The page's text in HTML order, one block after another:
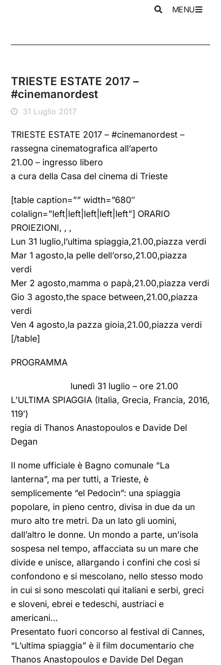
MENU
TRIESTE ESTATE 2017 –
#cinemanordest
31 Luglio 2017
TRIESTE ESTATE 2017 – #cinemanordest –
rassegna cinematografica all’aperto
21.00 – ingresso libero
a cura della Casa del cinema di Trieste
[table caption=”” width=”680″
colalign=”left|left|left|left|left”] ORARIO
PROIEZIONI, , ,
Lun 31 luglio,l’ultima spiaggia,21.00,piazza verdi
Mar 1 agosto,la pelle dell’orso,21.00,piazza
verdi
Mer 2 agosto,mamma o papà,21.00,piazza verdi
Gio 3 agosto,the space between,21.00,piazza
verdi
Ven 4 agosto,la pazza gioia,21.00,piazza verdi
[/table]
PROGRAMMA
lunedì 31 luglio – ore 21.00
L’ULTIMA SPIAGGIA (Italia, Grecia, Francia, 2016,
119′)
regia di Thanos Anastopoulos e Davide Del
Degan
Il nome ufficiale è Bagno comunale “La
lanterna”, ma per tutti, a Trieste, è
semplicemente “el Pedocìn”: una spiaggia
popolare, in pieno centro, divisa in due da un
muro alto tre metri. Da un lato gli uomini,
dall’altro le donne. Un mondo a parte, un’isola
sospesa nel tempo, affacciata su un mare che
divide e unisce, allargando i confini che così si
confondono e si mescolano, nello stesso modo
in cui si sono mescolati qui italiani e serbi, greci
e sloveni, ebrei e tedeschi, austriaci e
americani…
Presentato fuori concorso al festival di Cannes,
“L’ultima spiaggia” è il film documentario che
Thanos Anastopoulos e Davide Del Degan